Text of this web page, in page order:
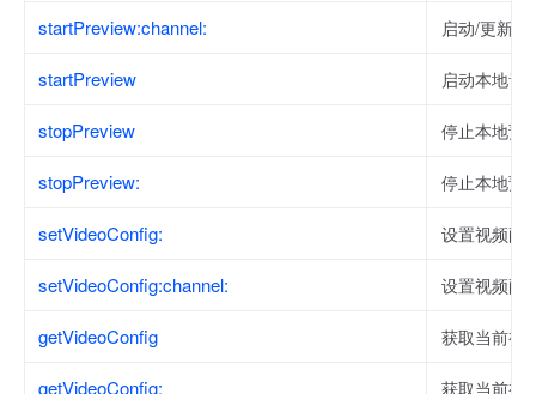
startPreview:channel: 启动/更新
startPreview 启动本地音
stopPreview 停止本地预
stopPreview: 停止本地预
setVideoConfig: 设置视频配
setVideoConfig:channel: 设置视频配
getVideoConfig 获取当前视
getVideoConfig: 获取当前视